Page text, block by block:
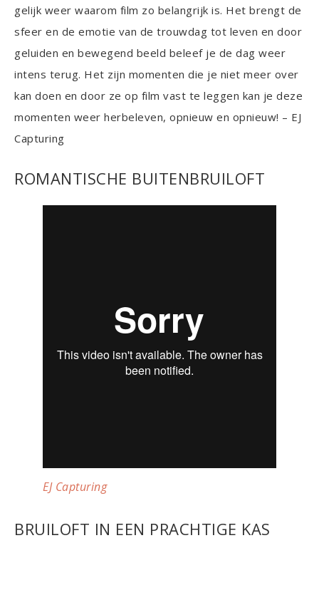
gelijk weer waarom film zo belangrijk is. Het brengt de
sfeer en de emotie van de trouwdag tot leven en door
geluiden en bewegend beeld beleef je de dag weer
intens terug. Het zijn momenten die je niet meer over
kan doen en door ze op film vast te leggen kan je deze
momenten weer herbeleven, opnieuw en opnieuw! – EJ
Capturing
ROMANTISCHE BUITENBRUILOFT
EJ Capturing
BRUILOFT IN EEN PRACHTIGE KAS